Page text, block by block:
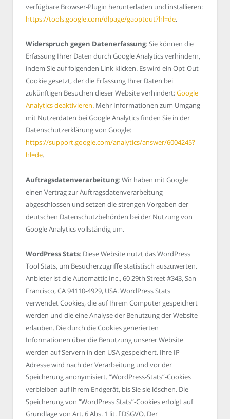
verfügbare Browser-Plugin herunterladen und installieren:
https://tools.google.com/dlpage/gaoptout?hl=de.
Widerspruch gegen Datenerfassung: Sie können die
Erfassung Ihrer Daten durch Google Analytics verhindern,
indem Sie auf folgenden Link klicken. Es wird ein Opt-Out-
Cookie gesetzt, der die Erfassung Ihrer Daten bei
zukünftigen Besuchen dieser Website verhindert:Google
Analytics deaktivieren. Mehr Informationen zum Umgang
mit Nutzerdaten bei Google Analytics finden Sie in der
Datenschutzerklärung von Google:
https://support.google.com/analytics/answer/6004245?
hl=de.
Auftragsdatenverarbeitung: Wir haben mit Google
einen Vertrag zur Auftragsdatenverarbeitung
abgeschlossen und setzen die strengen Vorgaben der
deutschen Datenschutzbehörden bei der Nutzung von
Google Analytics vollständig um.
WordPress Stats: Diese Website nutzt das WordPress
Tool Stats, um Besucherzugriffe statistisch auszuwerten.
Anbieter ist die Automattic Inc., 60 29th Street #343, San
Francisco, CA 94110-4929, USA. WordPress Stats
verwendet Cookies, die auf Ihrem Computer gespeichert
werden und die eine Analyse der Benutzung der Website
erlauben. Die durch die Cookies generierten
Informationen über die Benutzung unserer Website
werden auf Servern in den USA gespeichert. Ihre IP-
Adresse wird nach der Verarbeitung und vor der
Speicherung anonymisiert. “WordPress-Stats”-Cookies
verbleiben auf Ihrem Endgerät, bis Sie sie löschen. Die
Speicherung von “WordPress Stats”-Cookies erfolgt auf
Grundlage von Art. 6 Abs. 1 lit. f DSGVO. Der